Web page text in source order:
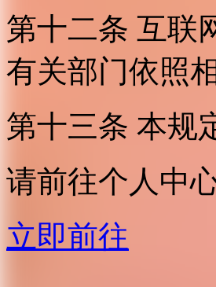
第十二条 互联
有关部门依照
第十三条 本规
请前往个人中
立即前往